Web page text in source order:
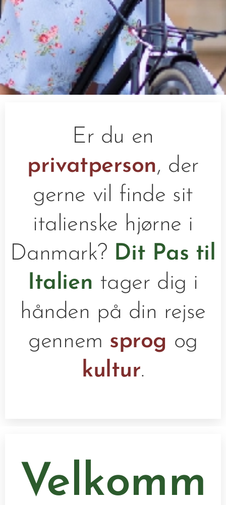
Er du en
privatperson, der
gerne vil finde sit
italienske hjørne i
Danmark? Dit Pas til
Italien tager dig i
hånden på din rejse
gennem sprog og
kultur.
Velkomm